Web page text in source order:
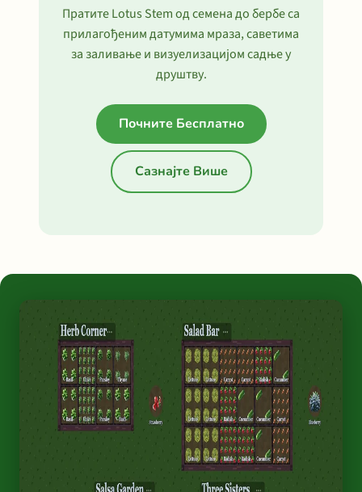
Пратите Lotus Stem од семена до бербе са
прилагођеним датумима мраза, саветима
за заливање и визуелизацијом садње у
друштву.
Почните Бесплатно
Сазнајте Више